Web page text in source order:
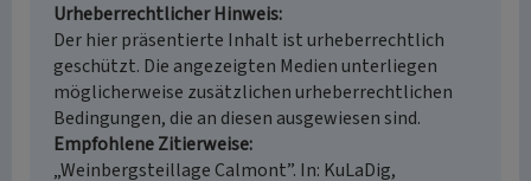
Urheberrechtlicher Hinweis
Der hier präsentierte Inhalt ist urheberrechtlich
geschützt. Die angezeigten Medien unterliegen
möglicherweise zusätzlichen urheberrechtlichen
Bedingungen, die an diesen ausgewiesen sind.
Empfohlene Zitierweise
„Weinbergsteillage Calmont”. In: KuLaDig,